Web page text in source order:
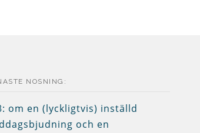
NOSNING:
om en (lyckligtvis) inställd
och en